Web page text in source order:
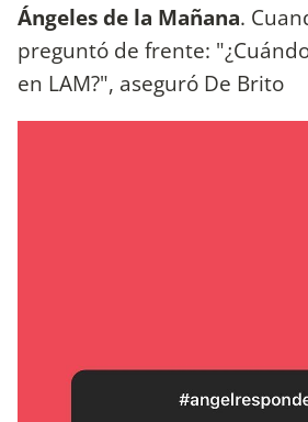
Ángeles de la Mañana.
preguntó de frente:
en LAM?", aseguró De Brito